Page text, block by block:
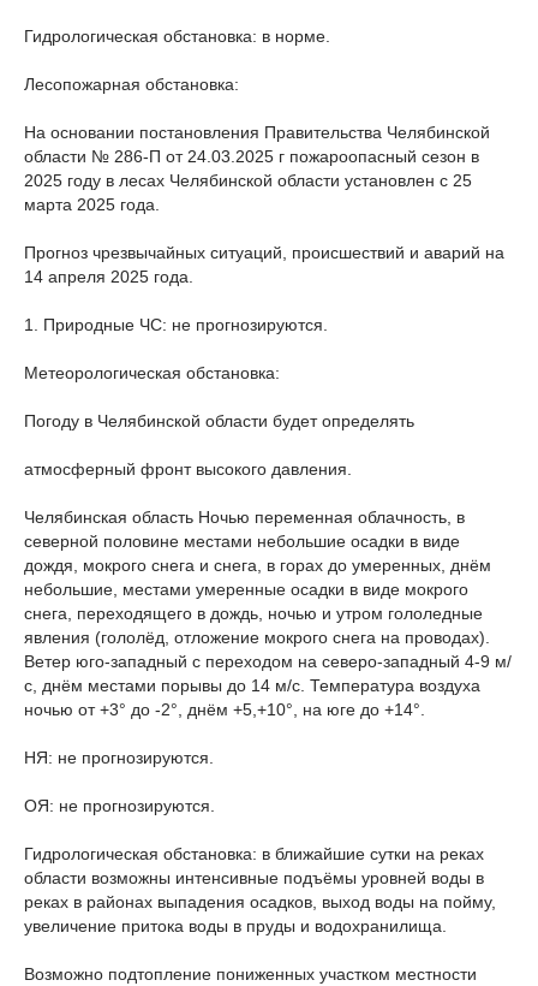
Гидрологическая обстановка: в норме.
Лесопожарная обстановка:
На основании постановления Правительства Челябинской
области № 286-П от 24.03.2025 г пожароопасный сезон в
2025 году в лесах Челябинской области установлен с 25
марта 2025 года.
Прогноз чрезвычайных ситуаций, происшествий и аварий на
14 апреля 2025 года.
1. Природные ЧС: не прогнозируются.
Метеорологическая обстановка:
Погоду в Челябинской области будет определять
атмосферный фронт высокого давления.
Челябинская область Ночью переменная облачность, в
северной половине местами небольшие осадки в виде
дождя, мокрого снега и снега, в горах до умеренных, днём
небольшие, местами умеренные осадки в виде мокрого
снега, переходящего в дождь, ночью и утром гололедные
явления (гололёд, отложение мокрого снега на проводах).
Ветер юго-западный с переходом на северо-западный 4-9 м/
с, днём местами порывы до 14 м/с. Температура воздуха
ночью от +3° до -2°, днём +5,+10°, на юге до +14°.
НЯ: не прогнозируются.
ОЯ: не прогнозируются.
Гидрологическая обстановка: в ближайшие сутки на реках
области возможны интенсивные подъёмы уровней воды в
реках в районах выпадения осадков, выход воды на пойму,
увеличение притока воды в пруды и водохранилища.
Возможно подтопление пониженных участком местности